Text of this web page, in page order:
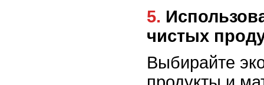
5. Использование экологически
чистых
Выбирайте